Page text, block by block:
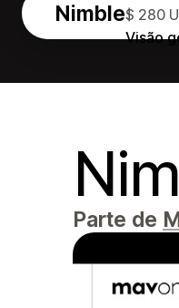
Nimble
Visão
$ 280
Parte de